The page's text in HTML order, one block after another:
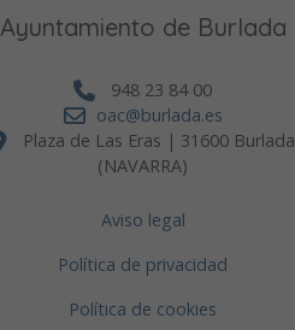
Ayuntamiento de Burlada
948 23 84 00
oac@burlada.es
Plaza de Las Eras | 31600 Burlada
(NAVARRA)
Aviso legal
Política de privacidad
Política de cookies